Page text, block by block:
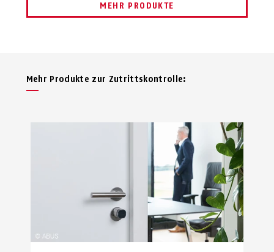
MEHR PRODUKTE
Mehr Produkte zur Zutrittskontrolle: